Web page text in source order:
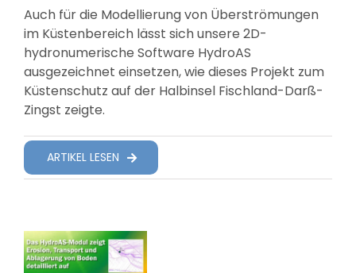
Auch für die Modellierung von Überströmungen
im Küstenbereich lässt sich unsere 2D-
hydronumerische Software HydroAS
ausgezeichnet einsetzen, wie dieses Projekt zum
Küstenschutz auf der Halbinsel Fischland-Darß-
Zingst zeigte.
ARTIKEL LESEN